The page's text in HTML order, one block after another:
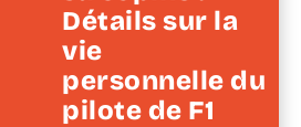
Détails sur la
vie
personnelle du
pilote de F1